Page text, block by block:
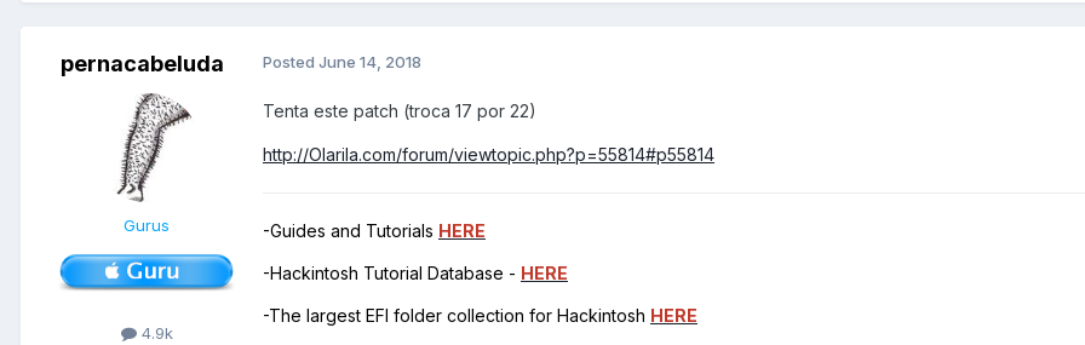
pernacabeluda
Gurus
4.9k
Posted June 14, 2018
Tenta este patch (troca 17 por 22)
http://Olarila.com/forum/viewtopic.php?p=55814#p55814
-Guides and Tutorials HERE
-Hackintosh Tutorial Database - HERE
-The largest EFI folder collection for Hackintosh HERE